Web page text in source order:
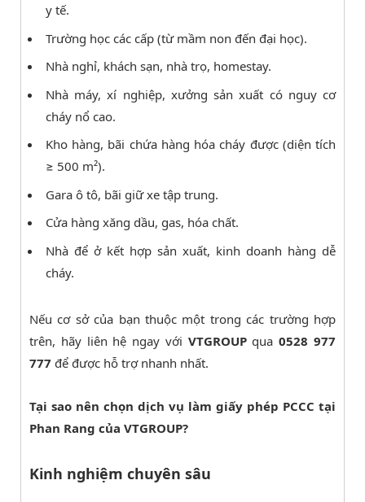
y tế.
Trường học các cấp (từ mầm non đến đại học).
Nhà nghỉ, khách sạn, nhà trọ, homestay.
Nhà máy, xí nghiệp, xưởng sản xuất có nguy cơ
cháy nổ cao.
Kho hàng, bãi chứa hàng hóa cháy được (diện tích
≥ 500 m²).
Gara ô tô, bãi giữ xe tập trung.
Cửa hàng xăng dầu, gas, hóa chất.
Nhà để ở kết hợp sản xuất, kinh doanh hàng dễ
cháy.
Nếu cơ sở của bạn thuộc một trong các trường hợp
trên, hãy liên hệ ngay với VTGROUPqua0528 977
777 để được hỗ trợ nhanh nhất.
Tại sao nên chọn dịch vụ làm giấy phép PCCC tại
Phan Rang của VTGROUP?
Kinh nghiệm chuyên sâu